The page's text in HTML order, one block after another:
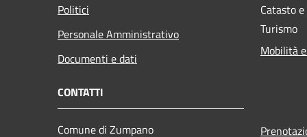
Politici
Personale Amministrativo
Documenti e dati
Catasto
Turismo
Mobilità
CONTATTI
Comune di Zumpano